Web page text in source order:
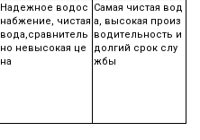
Надежное водос
набжение, чистая
вода,сравнитель
но невысокая це
на
Самая чистая вод
а, высокая произ
водительность и
долгий срок слу
жбы